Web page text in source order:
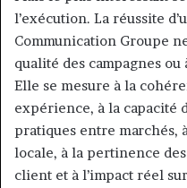
l’exécution. La réussite
Communication Groupe
qualité des campagnes
Elle se mesure à la
expérience, à la
pratiques entre marchés,
locale, à la pertinence
client et à l’impact réel